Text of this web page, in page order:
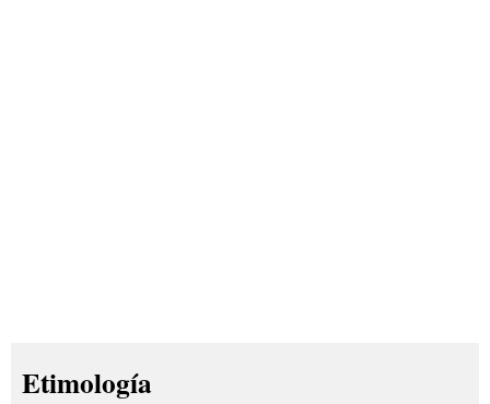
Etimología